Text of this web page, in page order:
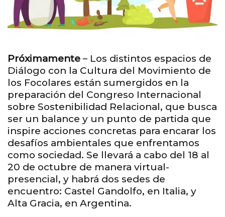
Próximamente – Los distintos espacios de
Diálogo con la Cultura del Movimiento de
los Focolares están sumergidos en la
preparación del Congreso Internacional
sobre Sostenibilidad Relacional, que busca
ser un balance y un punto de partida que
inspire acciones concretas para encarar los
desafíos ambientales que enfrentamos
como sociedad. Se llevará a cabo del 18 al
20 de octubre de manera virtual-
presencial, y habrá dos sedes de
encuentro: Castel Gandolfo, en Italia, y
Alta Gracia, en Argentina.